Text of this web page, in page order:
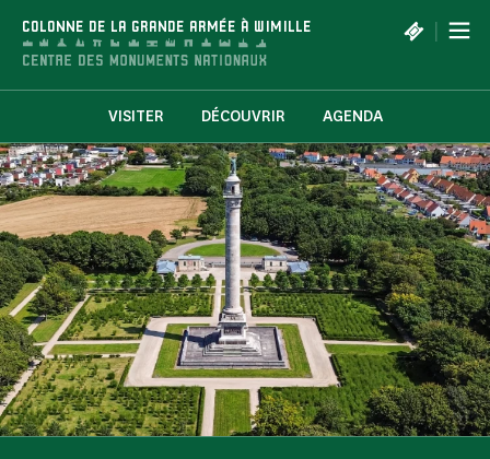
COLONNE DE LA GRANDE ARMÉE À WIMILLE |
VISITER DÉCOUVRIR AGENDA